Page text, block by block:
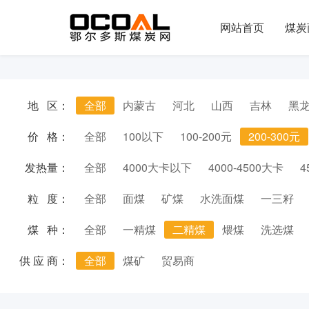
网站首页 煤
地 区： 全部 内蒙古 河北 山西 吉林
黑
价 格：
全部 100以下 100-200元
200-300元
发热量：
全部 4000大卡以下 4000-4500大卡
粒 度：
全部 面煤 矿煤 水洗面煤
一三籽
煤 种：
全部 一精煤 二精煤 煨煤
洗选煤
供 应 商：
全部 煤矿 贸易商